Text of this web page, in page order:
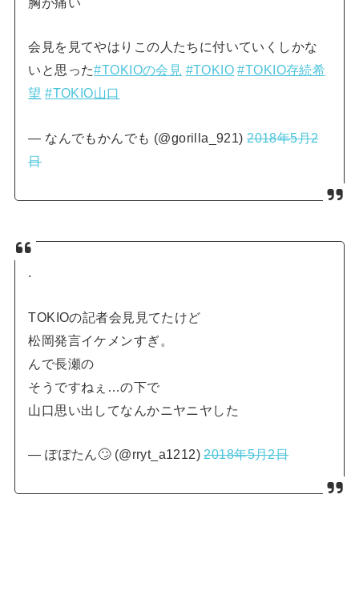
会見を見てやはりこの人たちに付いていくしかな
いと思った#TOKIOの会見 #TOKIO #TOKIO存続希
望 #TOKIO山口
— なんでもかんでも (@gorilla_921)2018年5月2
日
.
TOKIOの記者会見見てたけど
松岡発言イケメンすぎ。
んで長瀬の
そうですねぇ…の下で
山口思い出してなんかニヤニヤした
— ぽぽたん🙄 (@rryt_a1212)2018年5月2日